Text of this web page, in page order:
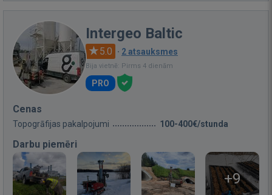
Intergeo Baltic
5.0 · 2 atsauksmes
Bija vietnē: Pirms 4 dienām
PRO
Cenas
Topogrāfijas pakalpojumi 100-400€/stunda
Darbu piemēri
+9